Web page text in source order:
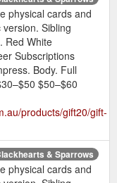
physical cards and
Sibling
Red White
Subscriptions
Body. Full
$50–$60
products/gift20/gift-
& Sparrows
physical cards and